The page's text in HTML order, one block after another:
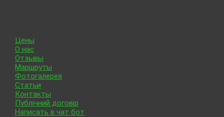
Цены
О нас
Отзывы
Маршруты
Фотогалерея
Статьи
Контакты
Публічний договір
Написать в чат бот